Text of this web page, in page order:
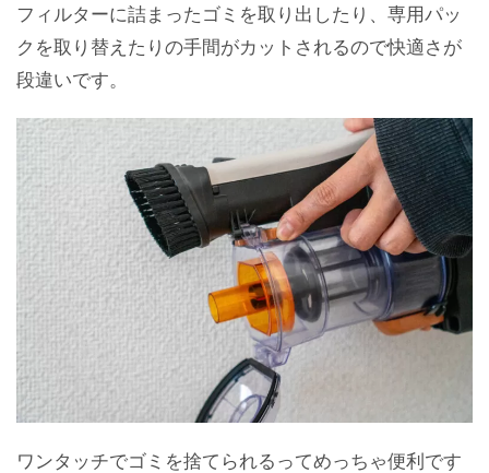
フィルターに詰まったゴミを取り出したり、専用パッ
クを取り替えたりの手間がカットされるので快適さが
段違いです。
ワンタッチでゴミを捨てられるってめっちゃ便利です